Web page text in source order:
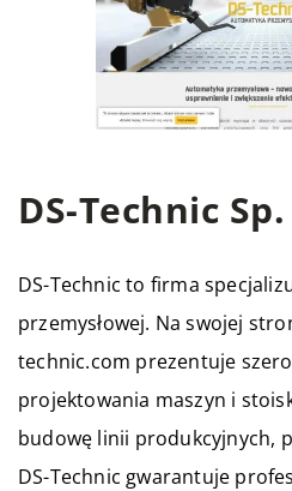
DS-Technic
DS-Technic to firma
przemysłowej. Na swojej
technic.com prezentuje
projektowania maszyn i
budowę linii produkcyjnych,
DS-Technic gwarantuje